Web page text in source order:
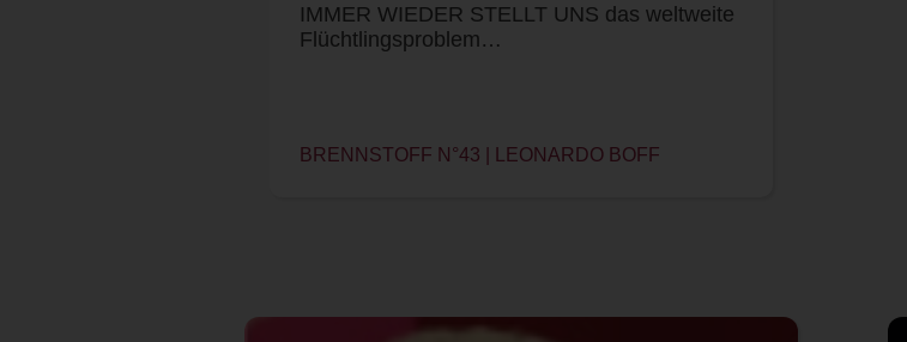
IMMER WIEDER STELLT UNS das weltweite
Flüchtlingsproblem…
BRENNSTOFF N°43 | LEONARDO BOFF